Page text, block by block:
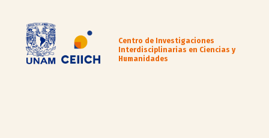
Centro de Investigaciones
Interdisciplinarias en Ciencias y
Humanidades